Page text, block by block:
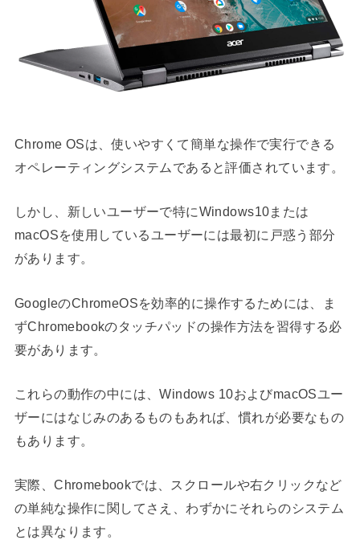
Chrome OSは、使いやすくて簡単な操作で実行できる
オペレーティングシステムであると評価されています。
しかし、新しいユーザーで特にWindows10または
macOSを使用しているユーザーには最初に戸惑う部分
があります。
GoogleのChromeOSを効率的に操作するためには、ま
ずChromebookのタッチパッドの操作方法を習得する必
要があります。
これらの動作の中には、Windows 10およびmacOSユー
ザーにはなじみのあるものもあれば、慣れが必要なもの
もあります。
実際、Chromebookでは、スクロールや右クリックなど
の単純な操作に関してさえ、わずかにそれらのシステム
とは異なります。